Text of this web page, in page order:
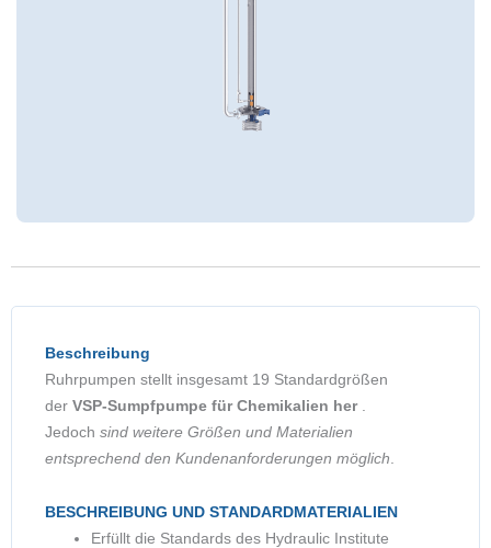
Beschreibung
Ruhrpumpen stellt insgesamt 19 Standardgrößen
der VSP-Sumpfpumpe für Chemikalien her
Jedoch sind weitere Größen und Materialien
entsprechend den Kundenanforderungen möglich
BESCHREIBUNG UND STANDARDMATERIALIEN
Erfüllt die Standards des Hydraulic Institute